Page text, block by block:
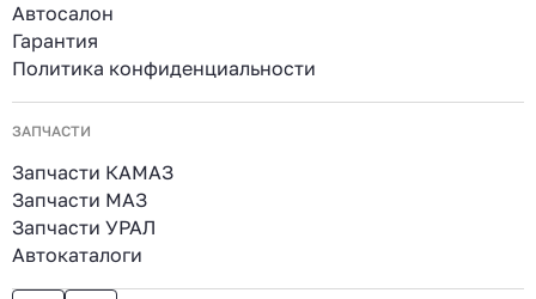
Автосалон
Гарантия
Политика конфиденциальности
ЗАПЧАСТИ
Запчасти КАМАЗ
Запчасти МАЗ
Запчасти УРАЛ
Автокаталоги